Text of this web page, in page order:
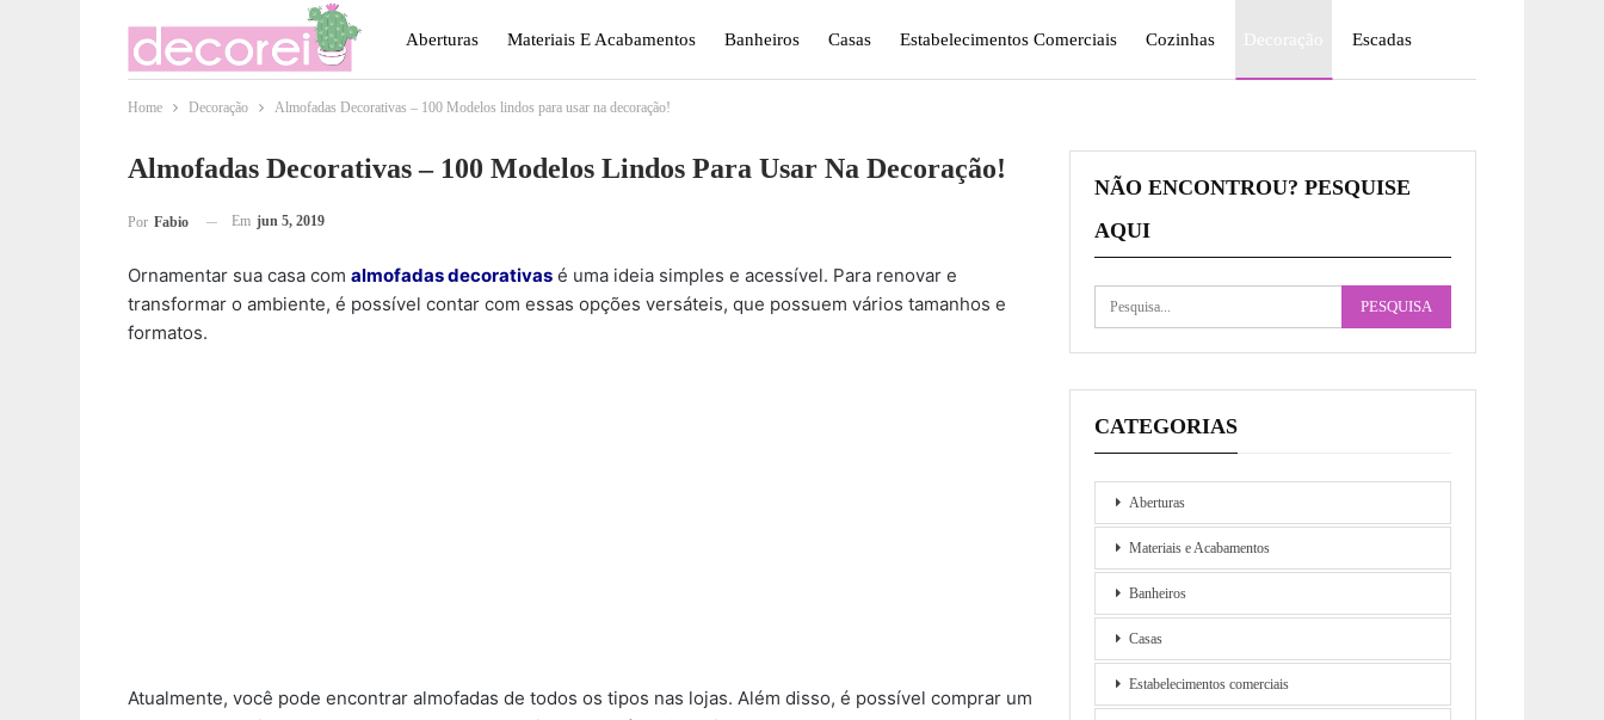
Aberturas Materiais E Acabamentos Banheiros Casas Estabelecimentos Comerciais Cozinhas Escadas
Móveis Paisagismo E Jardinagem
Home Decoração Almofadas Decorativas – 100 Modelos lindos para usar na decoração!
Almofadas Decorativas – 100 Modelos Lindos Para Usar Na Decoração!
Por Fabio Em jun 5, 2019
Ornamentar sua casa com almofadas decorativas é uma ideia simples e acessível. Para renovar e
transformar o ambiente, é possível contar com essas opções versáteis, que possuem vários tamanhos e
formatos.
Atualmente, você pode encontrar almofadas de todos os tipos nas lojas. Além disso, é possível comprar um
NÃO ENCONTROU? PESQUISE
AQUI
CATEGORIAS
Aberturas
Materiais e Acabamentos
Banheiros
Casas
Estabelecimentos comerciais